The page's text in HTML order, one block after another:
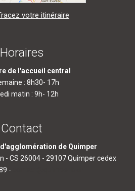
votre itinéraire
Horaires
de l'accueil central
: 8h30- 17h
matin : 9h- 12h
Contact
de Quimper
- CS 26004 - 29107 Quimper cedex
-